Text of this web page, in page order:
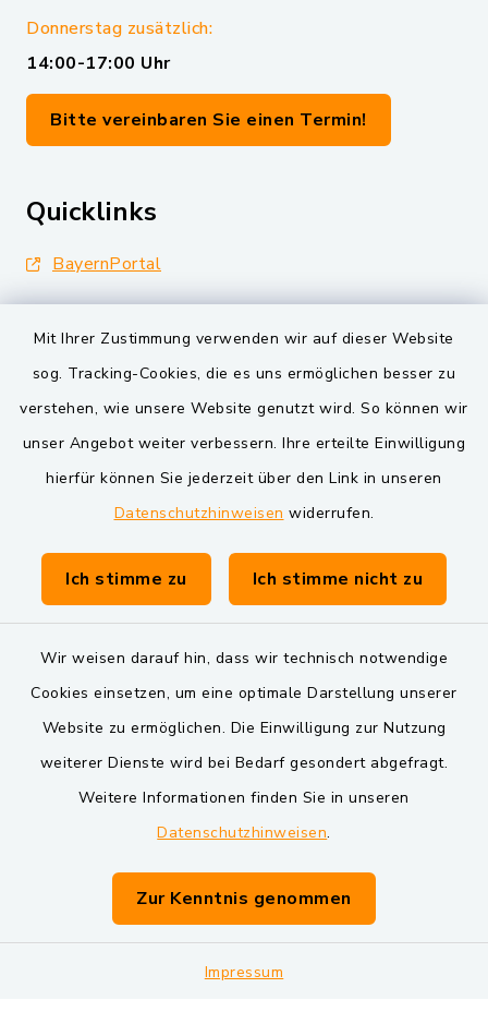
Mit Ihrer Zustimmung verwenden wir auf dieser Website
sog. Tracking-Cookies, die es uns ermöglichen besser zu
verstehen, wie unsere Website genutzt wird. So können wir
unser Angebot weiter verbessern. Ihre erteilte Einwilligung
hierfür können Sie jederzeit über den Link in unseren
Datenschutzhinweisen widerrufen.
Ich stimme zu Ich stimme nicht zu
Wir weisen darauf hin, dass wir technisch notwendige
Cookies einsetzen, um eine optimale Darstellung unserer
Website zu ermöglichen. Die Einwilligung zur Nutzung
weiterer Dienste wird bei Bedarf gesondert abgefragt.
Weitere Informationen finden Sie in unseren
Datenschutzhinweisen.
Zur Kenntnis genommen
Impressum
Donnerstag zusätzlich:
14:00-17:00 Uhr
Bitte vereinbaren Sie einen Termin!
Quicklinks
BayernPortal
Landkreis Schwandorf
VG und Gemeinden
Markt Schwarzenfeld
Gemeinde Schwarzach bei Nabburg
Verwaltungsgemeinschaft Schwarzenfeld
Barrierefreiheit
Impressum
Sitemap